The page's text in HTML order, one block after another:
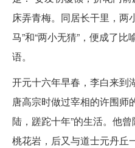
床弄青梅。同居长干里，两
马”和“两小无猜”，便成了
语。
开元十六年早春，李白来到
唐高宗时做过宰相的许围师
陆，蹉跎十年”的生活。他
桃花岩，后又与道士元丹丘